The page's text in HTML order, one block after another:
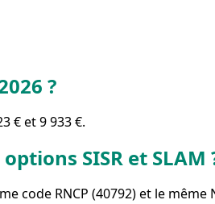
?
€ et 9 933 €.
SISR et SLAM
code RNCP (40792) et le même